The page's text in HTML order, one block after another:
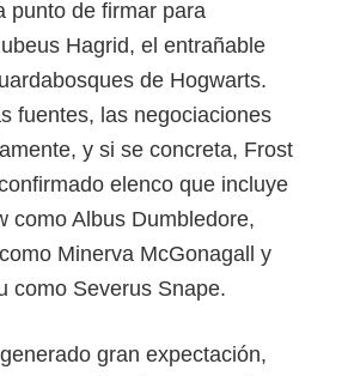
punto de firmar para
Hagrid, el entrañable
de Hogwarts.
fuentes, las negociaciones
y si se concreta, Frost
elenco que incluye
como Albus Dumbledore,
Minerva McGonagall y
como Severus Snape.
gran expectación,